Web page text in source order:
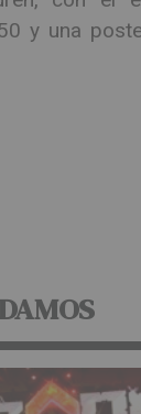
y una